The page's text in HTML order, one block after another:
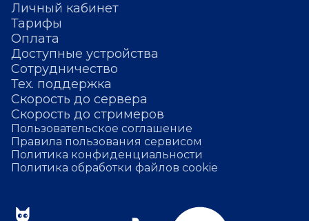
Личный кабинет
Тарифы
Оплата
Доступные устройства
Сотрудничество
Тех. поддержка
Скорость до сервера
Скорость до стримеров
Пользовательское соглашение
Правила пользования сервисом
Политика конфиденциальности
Политика обработки файлов cookie